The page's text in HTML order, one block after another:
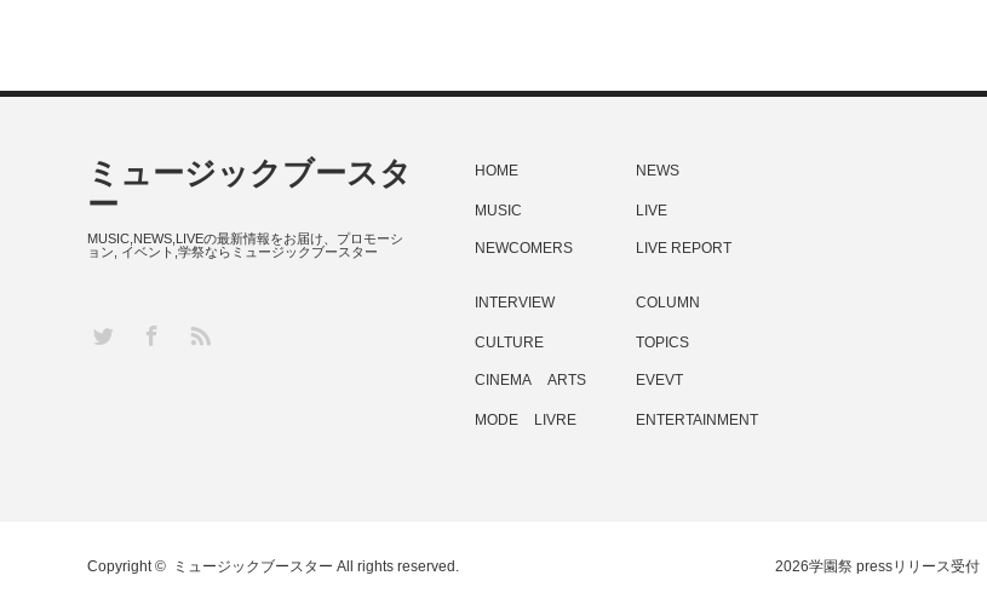
HOME NEWS
MUSIC
NEWCOMERS
LIVE
LIVE REPORT
INTERVIEW COLUMN
CULTURE
CINEMA ARTS
MODE LIVRE
TOPICS
EVEVT
ENTERTAINMENT
ミュージックブースタ
ー
MUSIC,NEWS,LIVEの最新情報をお届け、プロモーシ
ョン, イベント,学祭ならミュージックブースター
Twitter Facebook
RSS
2026学園祭 pressリリース受付
Copyright © ミュージックブースター All rights reserved.